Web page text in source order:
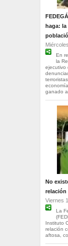
haga: la
En
la
ejecutivo
ganado
No
relación
Viernes
La
Instituto
relación
aftosa,